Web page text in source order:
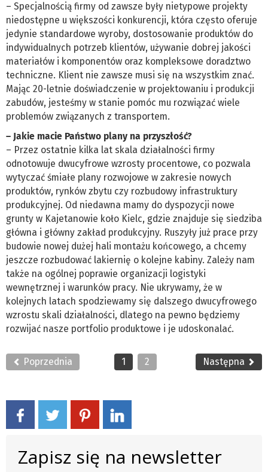
– Specjalnością firmy od zawsze były nietypowe projekty
niedostępne u większości konkurencji, która często oferuje
jedynie standardowe wyroby, dostosowanie produktów do
indywidualnych potrzeb klientów, używanie dobrej jakości
materiałów i komponentów oraz kompleksowe doradztwo
techniczne. Klient nie zawsze musi się na wszystkim znać.
Mając 20-letnie doświadczenie w projektowaniu i produkcji
zabudów, jesteśmy w stanie pomóc mu rozwiązać wiele
problemów związanych z transportem.
– Jakie macie Państwo plany na przyszłość?
– Przez ostatnie kilka lat skala działalności firmy
odnotowuje dwucyfrowe wzrosty procentowe, co pozwala
wytyczać śmiałe plany rozwojowe w zakresie nowych
produktów, rynków zbytu czy rozbudowy infrastruktury
produkcyjnej. Od niedawna mamy do dyspozycji nowe
grunty w Kajetanowie koło Kielc, gdzie znajduje się siedziba
główna i główny zakład produkcyjny. Ruszyły już prace przy
budowie nowej dużej hali montażu końcowego, a chcemy
jeszcze rozbudować lakiernię o kolejne kabiny. Zależy nam
także na ogólnej poprawie organizacji logistyki
wewnętrznej i warunków pracy. Nie ukrywamy, że w
kolejnych latach spodziewamy się dalszego dwucyfrowego
wzrostu skali działalności, dlatego na pewno będziemy
rozwijać nasze portfolio produktowe i je udoskonalać.
Poprzednia 1 2 Następna
Zapisz się na newsletter